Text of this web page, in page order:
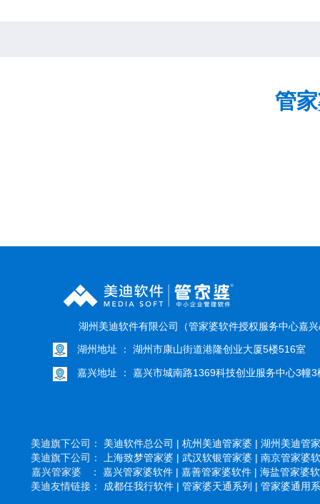
管
湖州美迪软件有限公司（管家婆软件授权服务中心嘉
湖州地址 ： 湖州市康山街道港隆创业大厦5楼516室
嘉兴地址 ： 嘉兴市城南路1369科技创业服务中心3幢3
美迪旗下公司： 美迪软件总公司 | 杭州美迪管家婆 | 湖州美迪管
美迪旗下公司：
上海致梦管家婆 | 武汉软银管家婆 | 南京管家婆
嘉兴管家婆 ： 嘉兴管家婆软件 | 嘉善管家婆软件 | 海盐管家婆
美迪友情链接： 成都任我行软件 | 管家婆天通系列 | 管家婆通用